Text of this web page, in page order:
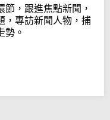
節，跟進焦點新聞，
，專訪新聞人物，捕
勢。